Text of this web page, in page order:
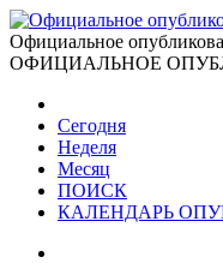
Официальное
ОФИЦИАЛЬНОЕ
Сегодня
Неделя
Месяц
ПОИСК
КАЛЕНДАРЬ